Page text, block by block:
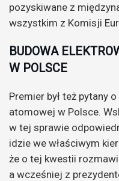
pozyskiwane z
wszystkim z Komisji
BUDOWA
W POLSCE
Premier był też pytany
atomowej w Polsce.
w tej sprawie
idzie we właściwym
że o tej kwestii
a wcześniej z